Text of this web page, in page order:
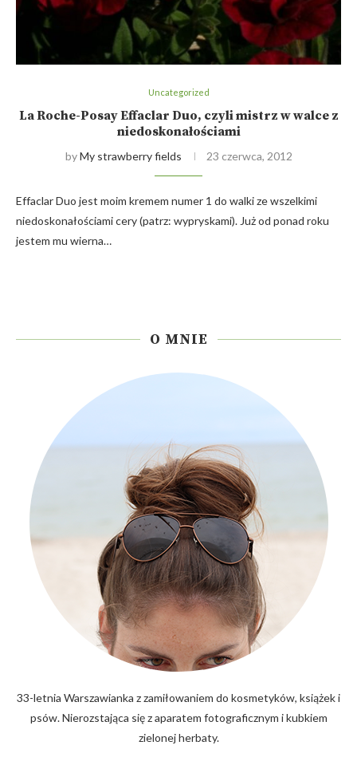
Uncategorized
La Roche-Posay Effaclar Duo, czyli mistrz w walce z
niedoskonałościami
byMy strawberry fields 23 czerwca, 2012
Effaclar Duo jest moim kremem numer 1 do walki ze wszelkimi
niedoskonałościami cery (patrz: wypryskami). Już od ponad roku
jestem mu wierna…
O MNIE
33-letnia Warszawianka z zamiłowaniem do kosmetyków, książek i
psów. Nierozstająca się z aparatem fotograficznym i kubkiem
zielonej herbaty.